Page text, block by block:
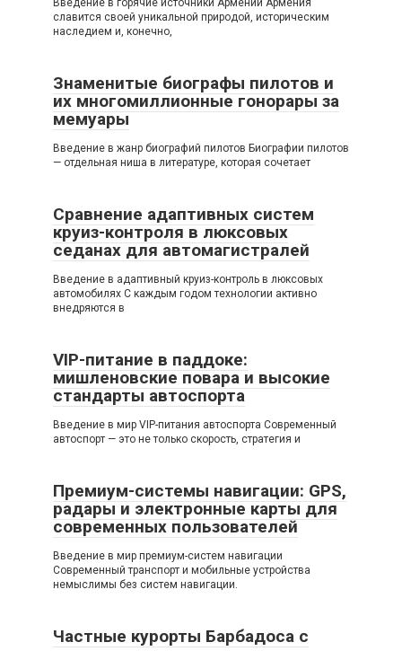
Введение в горячие источники Армении Армения
славится своей уникальной природой, историческим
наследием и, конечно,
Знаменитые биографы пилотов и
их многомиллионные гонорары за
мемуары
Введение в жанр биографий пилотов Биографии пилотов
— отдельная ниша в литературе, которая сочетает
Сравнение адаптивных систем
круиз-контроля в люксовых
седанах для автомагистралей
Введение в адаптивный круиз-контроль в люксовых
автомобилях С каждым годом технологии активно
внедряются в
VIP-питание в паддоке:
мишленовские повара и высокие
стандарты автоспорта
Введение в мир VIP-питания автоспорта Современный
автоспорт — это не только скорость, стратегия и
Премиум-системы навигации: GPS,
радары и электронные карты для
современных пользователей
Введение в мир премиум-систем навигации
Современный транспорт и мобильные устройства
немыслимы без систем навигации.
Частные курорты Барбадоса с